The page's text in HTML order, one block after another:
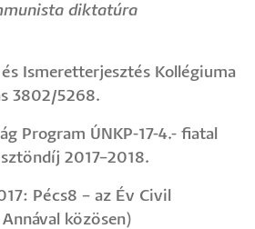
diktatúra
Ismeretterjesztés Kollégiuma
3802/5268.
Program ÚNKP-17-4.- fiatal
2017–2018.
Pécs8 – az Év Civil
közösen)